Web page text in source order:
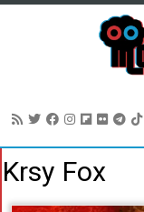
alKrsy Fox